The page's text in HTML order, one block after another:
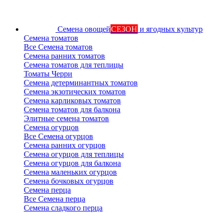
Семена овощейСЕЗОН и ягодных культур
Семена томатов
Все Семена томатов
Семена ранних томатов
Семена томатов для теплицы
Томаты Черри
Семена детерминантных томатов
Семена экзотических томатов
Семена карликовых томатов
Семена томатов для балкона
Элитные семена томатов
Семена огурцов
Все Семена огурцов
Семена ранних огурцов
Семена огурцов для теплицы
Семена огурцов для балкона
Семена маленьких огурцов
Семена бочковых огурцов
Семена перца
Все Семена перца
Семена сладкого перца